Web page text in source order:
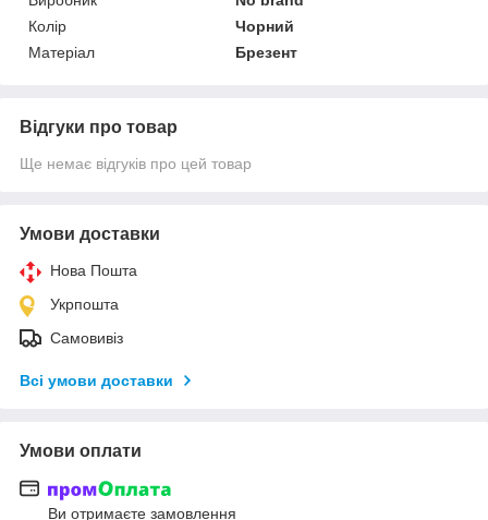
Колір
Чорний
Матеріал
Брезент
Відгуки про товар
Ще немає відгуків про цей товар
Умови доставки
Нова Пошта
Укрпошта
Самовивіз
Всі умови доставки
Умови оплати
Ви отримаєте замовлення